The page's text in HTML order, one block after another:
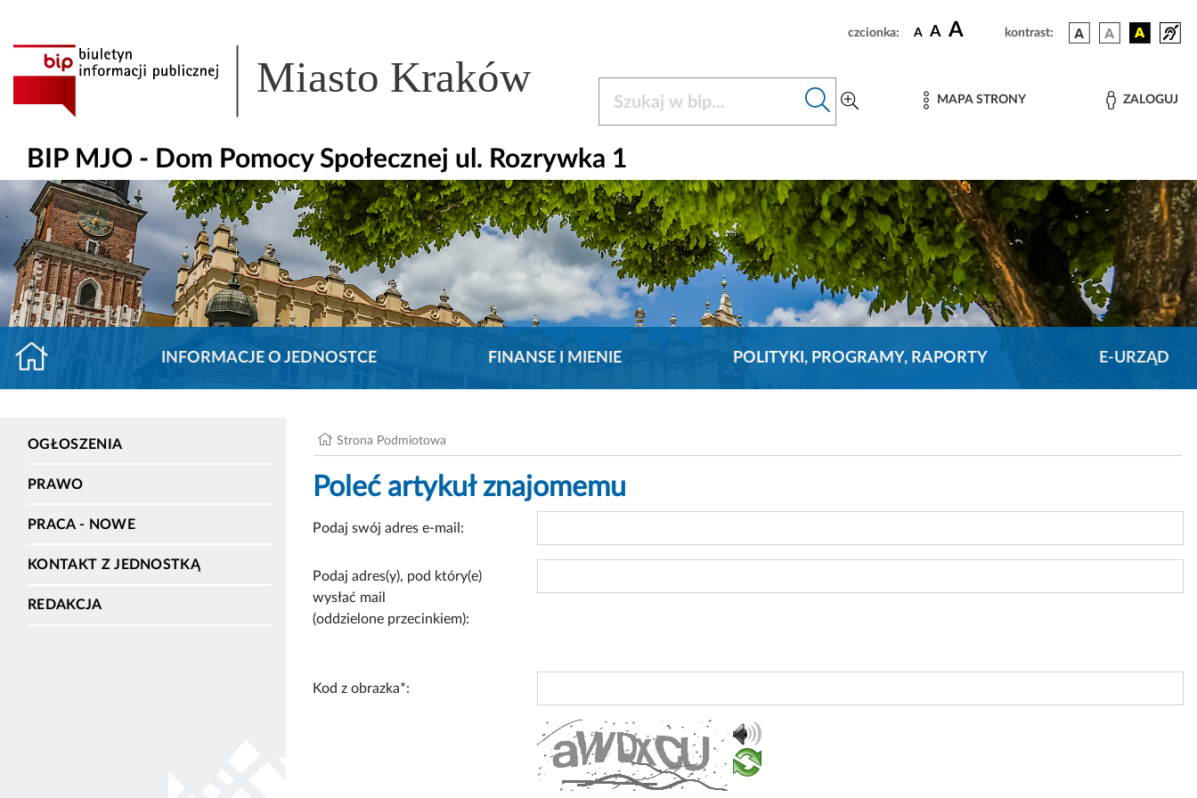
czcionka: A A A kontrast:
Miasto Kraków MAPA STRONY ZALOGUJ
BIP MJO - Dom Pomocy Społecznej ul. Rozrywka 1
INFORMACJE O JEDNOSTCE FINANSE I MIENIE POLITYKI, PROGRAMY, RAPORTY E-URZĄD
OGŁOSZENIA
PRAWO
PRACA - NOWE
KONTAKT Z JEDNOSTKĄ
REDAKCJA
Strona Podmiotowa
Poleć artykuł znajomemu
Podaj swój adres e-mail:
Podaj adres(y), pod który(e)
wysłać mail
(oddzielone przecinkiem):
Kod z obrazka*: